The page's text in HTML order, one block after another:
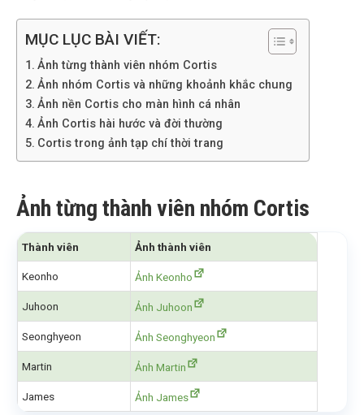
MỤC LỤC BÀI VIẾT:
Ảnh từng thành viên nhóm Cortis
Ảnh nhóm Cortis và những khoảnh khắc chung
Ảnh nền Cortis cho màn hình cá nhân
Ảnh Cortis hài hước và đời thường
Cortis trong ảnh tạp chí thời trang
Ảnh từng thành viên nhóm Cortis
Thành viên Ảnh thành viên
Keonho Ảnh Keonho
Juhoon Ảnh Juhoon
Seonghyeon Ảnh Seonghyeon
Martin Ảnh Martin
James Ảnh James